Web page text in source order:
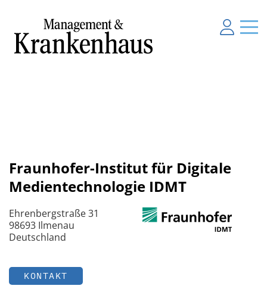
Fraunhofer-Institut für Digitale
Medientechnologie IDMT
Ehrenbergstraße 31
98693 Ilmenau
Deutschland
KONTAKT